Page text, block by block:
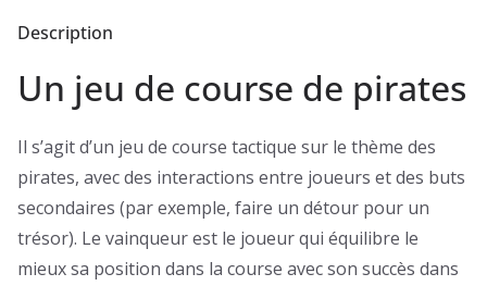
Description
Un jeu de course de pirates
Il s’agit d’un jeu de course tactique sur le thème des
pirates, avec des interactions entre joueurs et des buts
secondaires (par exemple, faire un détour pour un
trésor). Le vainqueur est le joueur qui équilibre le
mieux sa position dans la course avec son succès dans